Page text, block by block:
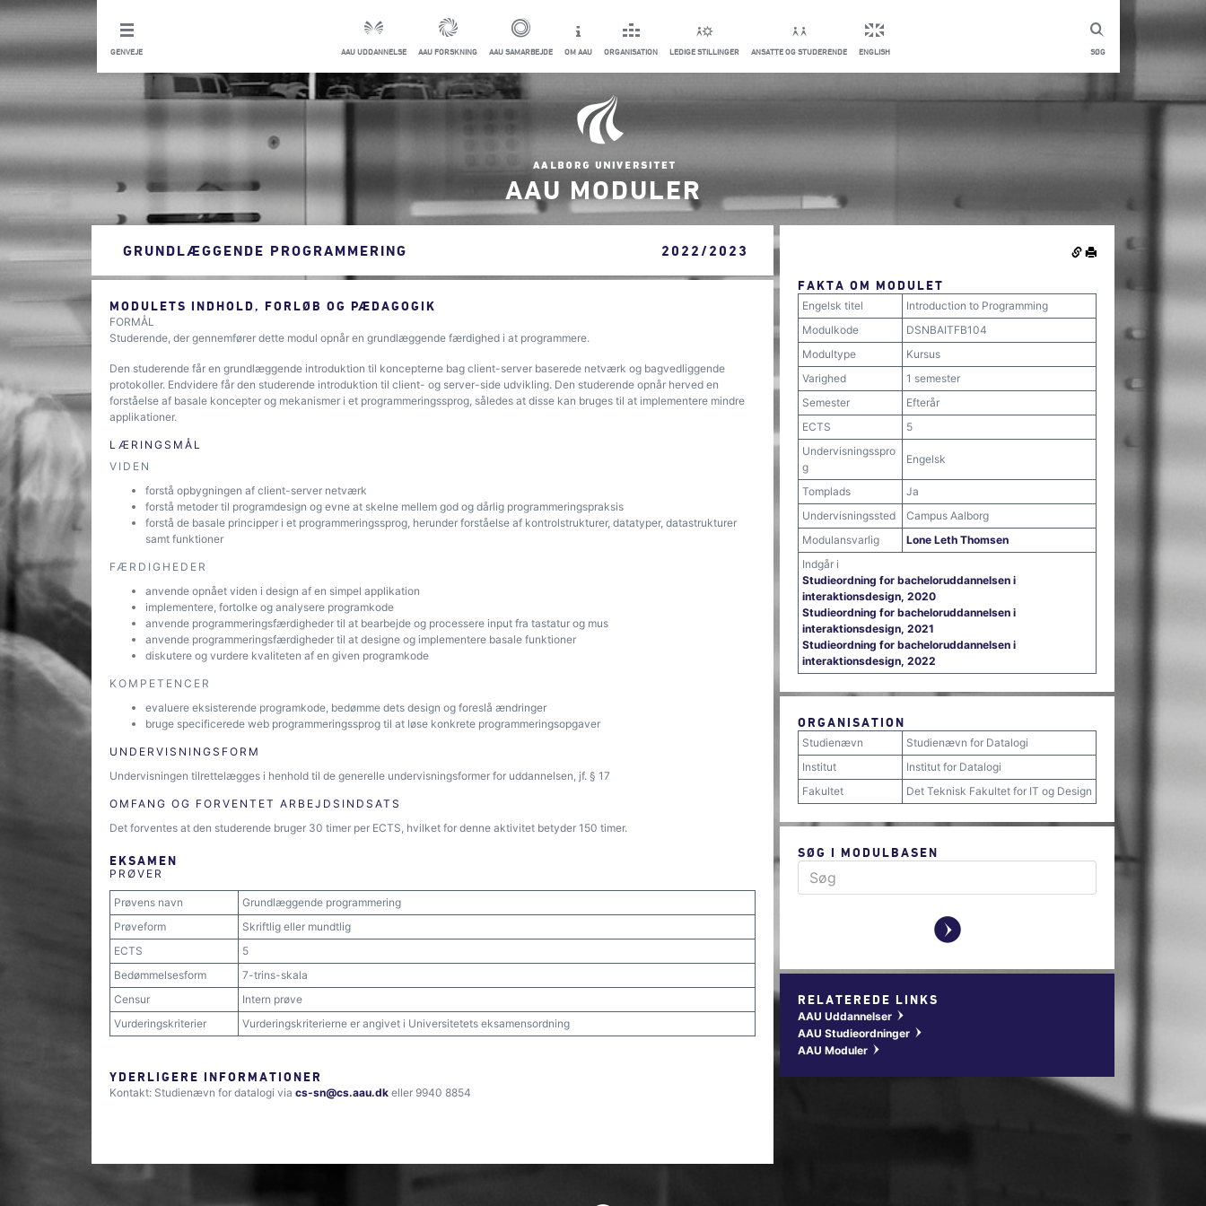
SØG
GENVEJE AAU UDDANNELSE AAU FORSKNING AAU SAMARBEJDE OM AAU ORGANISATION LEDIGE STILLINGER ANSATTE OG STUDERENDE ENGLISH
AAU MODULER
GRUNDLÆGGENDE PROGRAMMERING 2022/2023
MODULETS INDHOLD, FORLØB OG PÆDAGOGIK
FORMÅL
Studerende, der gennemfører dette modul opnår en grundlæggende færdighed i at programmere.
Den studerende får en grundlæggende introduktion til koncepterne bag client-server baserede netværk og bagvedliggende
protokoller. Endvidere får den studerende introduktion til client- og server-side udvikling. Den studerende opnår herved en
forståelse af basale koncepter og mekanismer i et programmeringssprog, således at disse kan bruges til at implementere mindre
applikationer.
LÆRINGSMÅL
VIDEN
forstå opbygningen af client-server netværk
forstå metoder til programdesign og evne at skelne mellem god og dårlig programmeringspraksis
forstå de basale principper i et programmeringssprog, herunder forståelse af kontrolstrukturer, datatyper, datastrukturer
samt funktioner
FÆRDIGHEDER
anvende opnået viden i design af en simpel applikation
implementere, fortolke og analysere programkode
anvende programmeringsfærdigheder til at bearbejde og processere input fra tastatur og mus
anvende programmeringsfærdigheder til at designe og implementere basale funktioner
diskutere og vurdere kvaliteten af en given programkode
KOMPETENCER
evaluere eksisterende programkode, bedømme dets design og foreslå ændringer
bruge specificerede web programmeringssprog til at løse konkrete programmeringsopgaver
UNDERVISNINGSFORM
Undervisningen tilrettelægges i henhold til de generelle undervisningsformer for uddannelsen, jf. § 17
OMFANG OG FORVENTET ARBEJDSINDSATS
Det forventes at den studerende bruger 30 timer per ECTS, hvilket for denne aktivitet betyder 150 timer.
EKSAMEN
PRØVER
Prøvens navn
Grundlæggende programmering
Prøveform
Skriftlig eller mundtlig
ECTS
5
Bedømmelsesform
7-trins-skala
Censur
Intern prøve
Vurderingskriterier
Vurderingskriterierne er angivet i Universitetets eksamensordning
YDERLIGERE INFORMATIONER
Kontakt: Studienævn for datalogi via cs-sn@cs.aau.dk eller 9940 8854
FAKTA OM MODULET
Engelsk titel
Introduction to Programming
Modulkode
DSNBAITFB104
Modultype
Kursus
Varighed
1 semester
Semester
Efterår
ECTS
5
Undervisningsspro
g
Engelsk
Tomplads
Ja
Undervisningssted
Campus Aalborg
Modulansvarlig
Lone Leth Thomsen
Indgår i
Studieordning for bacheloruddannelsen i
interaktionsdesign, 2020
Studieordning for bacheloruddannelsen i
interaktionsdesign, 2021
Studieordning for bacheloruddannelsen i
interaktionsdesign, 2022
ORGANISATION
Studienævn
Studienævn for Datalogi
Institut
Institut for Datalogi
Fakultet
Det Teknisk Fakultet for IT og Design
SØG I MODULBASEN
y
RELATEREDE LINKS
AAU Uddannelser w
AAU Studieordninger w
AAU Moduler w